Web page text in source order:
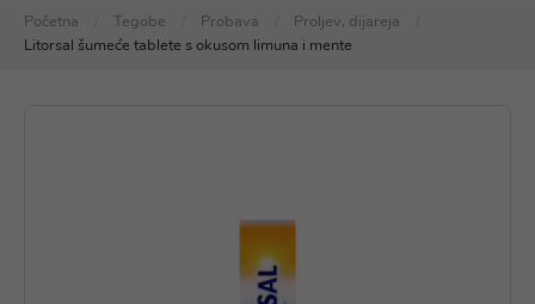
Početna Tegobe Probava
Proljev, dijareja
Litorsal šumeće tablete s okusom limuna i mente